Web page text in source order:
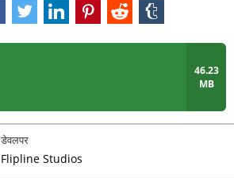
46.23
MB
डेवलपर
Flipline Studios